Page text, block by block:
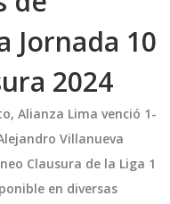
Jornada 10
2024
Alianza Lima venció 1-
Villanueva
Clausura de la Liga 1
en diversas